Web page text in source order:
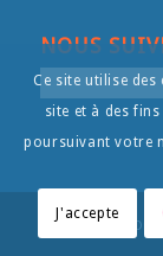
NOUS
© Copyright -
Ce site utilise
site et à des
poursuivant votre
J'accepte